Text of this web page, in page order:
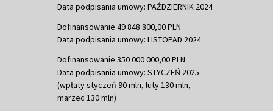
Data podpisania umowy: PAŹDZIERNIK 2024
Dofinansowanie 49 848 800,00 PLN
Data podpisania umowy: LISTOPAD 2024
Dofinansowanie 350 000 000,00 PLN
Data podpisania umowy: STYCZEŃ 2025
(wpłaty styczeń 90 mln, luty 130 mln,
marzec 130 mln)